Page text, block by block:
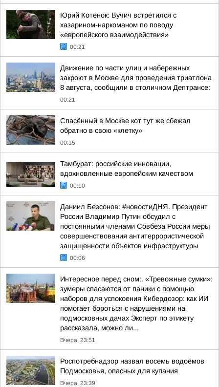
Юрий Котенок: Вучич встретился с
хазарином-наркоманом по поводу
«европейского взаимодействия»
00:21
Движение по части улиц и набережных
закроют в Москве для проведения триатлона
8 августа, сообщили в столичном Дептрансе:
00:21
Спасённый в Москве кот тут же сбежал
обратно в свою «клетку»
00:15
Тамбурат: российские инновации,
вдохновленные европейским качеством
00:10
Даниил Безсонов: #новостиДНЯ. Президент
России Владимир Путин обсудил с
постоянными членами Совбеза России меры
совершенствования антитеррористической
защищенности объектов инфраструктуры
00:06
Интересное перед сном:. «Тревожные сумки»:
зумеры спасаются от паники с помощью
наборов для успокоения Кибердозор: как ИИ
помогает бороться с нарушениями на
подмосковных дачах Эксперт по этикету
рассказала, можно ли...
Вчера, 23:51
Роспотребнадзор назвал восемь водоёмов
Подмосковья, опасных для купания
Вчера, 23:39